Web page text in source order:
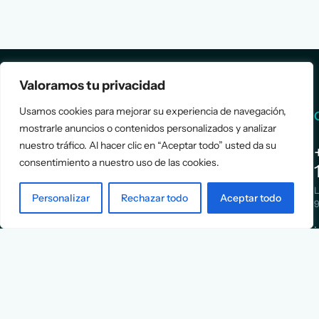
Valoramos tu privacidad
Usamos cookies para mejorar su experiencia de navegación,
mostrarle anuncios o contenidos personalizados y analizar
nuestro tráfico. Al hacer clic en “Aceptar todo” usted da su
consentimiento a nuestro uso de las cookies.
Personalizar Rechazar todo Aceptar todo
Asociación
Services
Assessment
Strategy
Implementation
Info
About Us
Cases
Blog